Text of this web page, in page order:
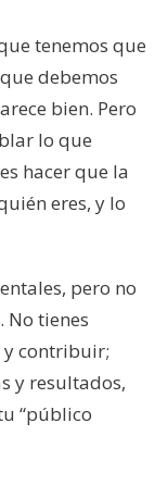
tenemos que
debemos
bien. Pero
lo que
hacer que la
eres, y lo
pero no
No tienes
y contribuir;
y resultados,
“público